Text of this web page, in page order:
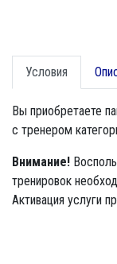
Условия
Вы приобретаете
с тренером
Внимание!
тренировок
Активация услуги